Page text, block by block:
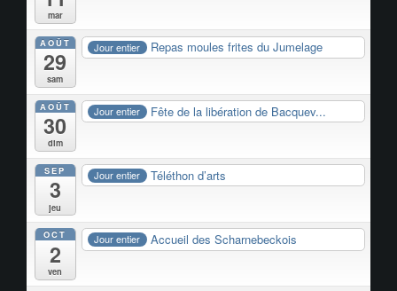
mar
AOÛT
29
sam
Jour entier Repas moules frites du Jumelage
AOÛT
30
dim
Jour entier Fête de la libération de Bacquev...
SEP
3
jeu
Jour entier Téléthon d’arts
OCT
2
ven
Jour entier Accueil des Scharnebeckois